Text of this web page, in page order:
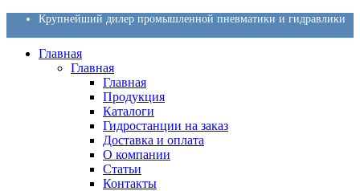
Крупнейший дилер промышленной пневматики и гидравлики
Главная
Главная
Главная
Продукция
Каталоги
Гидростанции на заказ
Доставка и оплата
О компании
Статьи
Контакты